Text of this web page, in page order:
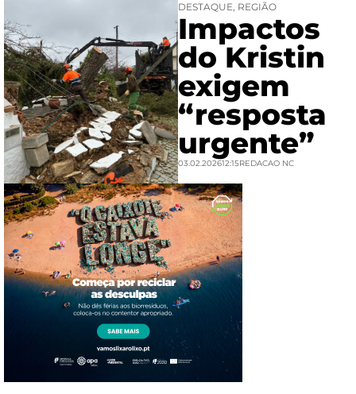
DESTAQUE, REGIÃO
Impactos
do Kristin
exigem
“resposta
urgente”
03.02.202612:15REDACAO NC